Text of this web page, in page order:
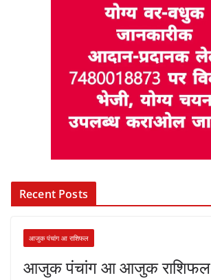
Recent Posts
आजुक पंचांग आ राशिफल
आजुक पंचांग आ आजुक राशिफल